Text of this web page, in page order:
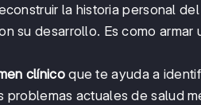
la historia personal
su desarrollo. Es como
clínicoque te ayuda a
actuales de salud